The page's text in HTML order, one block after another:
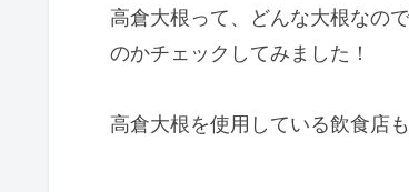
高倉大根って、どんな大根なの
のかチェックしてみました！
高倉大根を使用している飲食店